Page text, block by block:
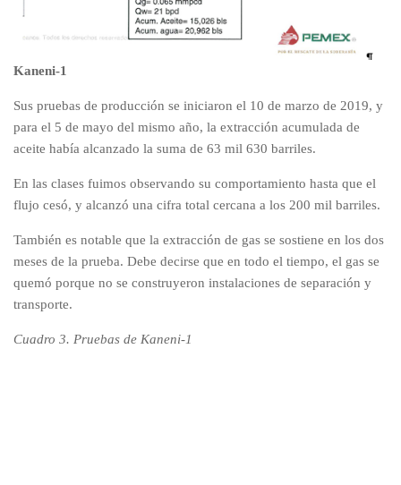
Kaneni-1
Sus pruebas de producción se iniciaron el 10 de marzo de 2019, y
para el 5 de mayo del mismo año, la extracción acumulada de
aceite había alcanzado la suma de 63 mil 630 barriles.
En las clases fuimos observando su comportamiento hasta que el
flujo cesó, y alcanzó una cifra total cercana a los 200 mil barriles.
También es notable que la extracción de gas se sostiene en los dos
meses de la prueba. Debe decirse que en todo el tiempo, el gas se
quemó porque no se construyeron instalaciones de separación y
transporte.
Cuadro 3. Pruebas de Kaneni-1